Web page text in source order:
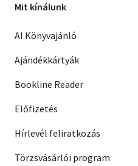
Mit kínálunk
AI Könyvajánló
Ajándékkártyák
Bookline Reader
Előfizetés
Hírlevél feliratkozás
Törzsvásárlói program